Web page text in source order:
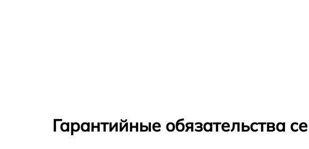
Гарантийные обязательства